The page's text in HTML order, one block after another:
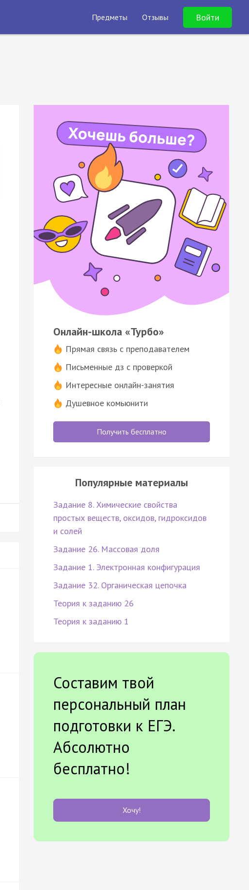
Предметы Отзывы Войти
Онлайн-школа «Турбо»
Прямая связь с преподавателем
Письменные дз с проверкой
Интересные онлайн-занятия
Душевное комьюнити
Получить бесплатно
Популярные материалы
Задание 8. Химические свойства
простых веществ, оксидов, гидроксидов
и солей
Задание 26. Массовая доля
Задание 1. Электронная конфигурация
Задание 32. Органическая цепочка
Теория к заданию 26
Теория к заданию 1
Составим твой
персональный план
подготовки к ЕГЭ.
Абсолютно
бесплатно!
Хочу!